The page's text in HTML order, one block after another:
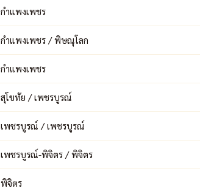
กำแพงเพชร
กำแพงเพชร / พิษณุโลก
กำแพงเพชร
สุโขทัย / เพชรบูรณ์
เพชรบูรณ์ / เพชรบูรณ์
เพชรบูรณ์-พิจิตร / พิจิตร
พิจิตร